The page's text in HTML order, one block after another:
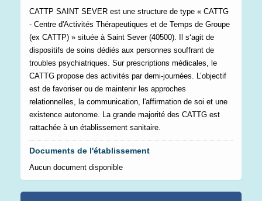
CATTP SAINT SEVER est une structure de type « CATTG
- Centre d'Activités Thérapeutiques et de Temps de Groupe
(ex CATTP) » située à Saint Sever (40500). Il s‘agit de
dispositifs de soins dédiés aux personnes souffrant de
troubles psychiatriques. Sur prescriptions médicales, le
CATTG propose des activités par demi-journées. L’objectif
est de favoriser ou de maintenir les approches
relationnelles, la communication, l'affirmation de soi et une
existence autonome. La grande majorité des CATTG est
rattachée à un établissement sanitaire.
Documents de l'établissement
Aucun document disponible